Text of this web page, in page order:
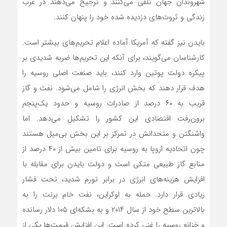
زندگی و ثروت‌های دزدیده شده خود را پنهان کنند.
بایدن نیز گفته که آمریکا آماده اعلام تحریم‌های بیشتر است.
کارشناسان می‌گویند، برای آنکه این تحریم‌ها ضربه شدیدی بر
پیکره دولت پوتین وارد کنند، باید صنعت اصلی روسیه را
هدف قرار دهند که بخش انرژی را شامل می‌شود. نفت و گاز
قریب به ۶۰ درصد از صادرات روسیه و حدود یک‌پنجم
برون‌رفت اقتصادی این کشور را تشکیل می‌دهد. اما
واشنگتن و متحدانش در تمرکز بر این بخش بی‌میل هستند
چون اتحادیه اروپا به روسیه برای تامین بیش از ۴۰ درصد از
منابع گاز طبیعی متکی است و دولت بایدن برای مقابله با
افزایش هزینه‌های انرژی در برابر تورم شدید، تحت فشار
زیادی قرار دارد. حمله به اوکراین، نفت خام برنت را به
بالاترین سطح خود از سال ۲۰۱۴ و به بشکه‌ای ۱۰۵ دلار رسانده